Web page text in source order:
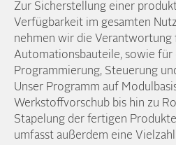
Zur Sicher­stellung einer
Verfügbar­keit im gesamten
nehmen wir die Verant­wortung
Automations­bauteile, sowie für
Programmierung, Steuerung
Unser Programm auf
Werkstoff­vorschub bis hin zu
Stapelung der fertigen
umfasst außerdem eine